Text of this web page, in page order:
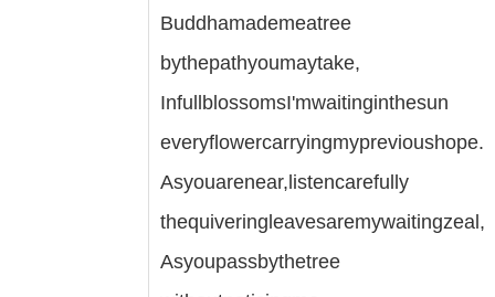
Buddhamademeatree
bythepathyoumaytake,
InfullblossomsI'mwaitinginthesun
everyflowercarryingmyprevioushope.
Asyouarenear,listencarefully
thequiveringleavesaremywaitingzeal,
Asyoupassbythetree